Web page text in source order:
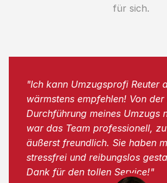
für sich.
"Ich kann Umzugsprofi Reuter
wärmstens empfehlen! Von
Durchführung meines Umzugs
war das Team professionell,
äußerst freundlich. Sie haben
stressfrei und reibungslos
Dank für den tollen Service!"